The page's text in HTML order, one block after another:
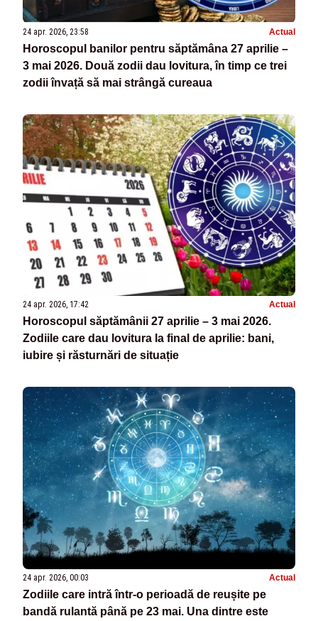
24 apr. 2026, 23:58 Actual
Horoscopul banilor pentru săptămâna 27 aprilie –
3 mai 2026. Două zodii dau lovitura, în timp ce trei
zodii învață să mai strângă cureaua
24 apr. 2026, 17:42 Actual
Horoscopul săptămânii 27 aprilie – 3 mai 2026.
Zodiile care dau lovitura la final de aprilie: bani,
iubire și răsturnări de situație
24 apr. 2026, 00:03 Actual
Zodiile care intră într-o perioadă de reușite pe
bandă rulantă până pe 23 mai. Una dintre este